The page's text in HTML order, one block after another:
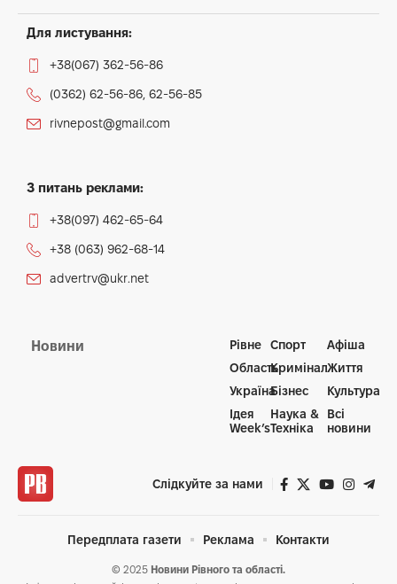
Для листування:
+38(067) 362-56-86
(0362) 62-56-86, 62-56-85
rivnepost@gmail.com
З питань реклами:
+38(097) 462-65-64
+38 (063) 962-68-14
advertrv@ukr.net
Новини
Рівне
Область
Україна
Ідея
Week’s
Спорт
Кримінал
Бізнес
Наука &
Техніка
Афіша
Життя
Культура
Всі
новини
Слідкуйте за нами
© 2025 Новини Рівного та області.
Передплата газети Реклама Контакти